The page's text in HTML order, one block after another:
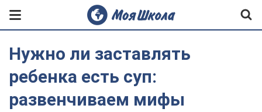
Нужно ли заставлять
ребенка есть суп:
развенчиваем мифы